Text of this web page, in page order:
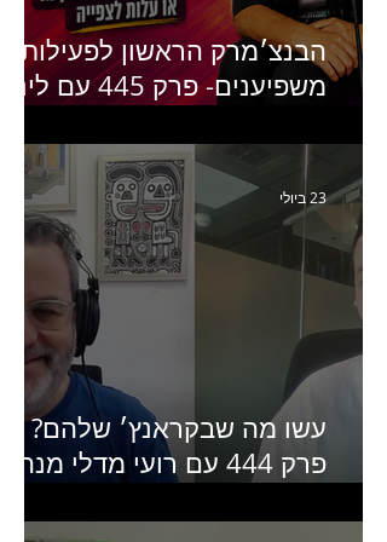
הבנצ׳מרק הראשון לפעילות
משפיענים- פרק 445 עם לינוי
Humanz ישראל
עשו מה שבקראנץ׳ שלהם?
פרק 444 עם רועי מדלי מנהל
האחרון של קראנץ׳
23 ביולי